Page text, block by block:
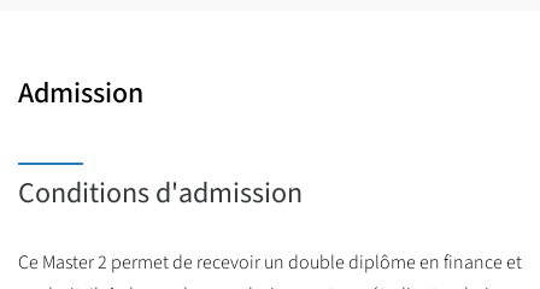
Admission
Conditions d'admission
Ce Master 2 permet de recevoir un double diplôme en finance et